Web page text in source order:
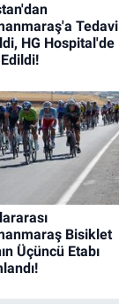
Tedavi
HG Hospital'de
Bisiklet
Üçüncü Etabı